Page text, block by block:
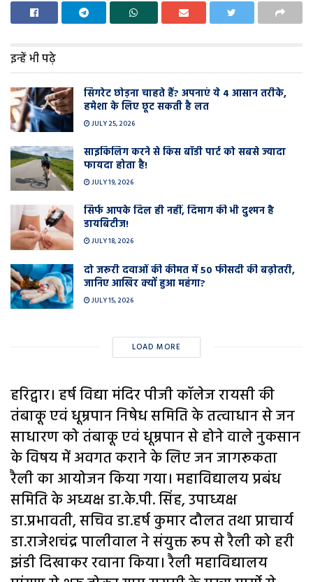
इन्हें भी पढ़े
सिगरेट छोड़ना चाहते हैं? अपनाएं ये 4 आसान तरीके,
हमेशा के लिए छूट सकती है लत
JULY 25, 2026
साइकिलिंग करने से किस बॉडी पार्ट को सबसे ज्यादा
फायदा होता है!
JULY 19, 2026
सिर्फ आपके दिल ही नहीं, दिमाग की भी दुश्मन है
डायबिटीज!
JULY 18, 2026
दो जरूरी दवाओं की कीमत में 50 फीसदी की बढ़ोतरी,
जानिए आखिर क्यों हुआ महंगा?
JULY 15, 2026
LOAD MORE
हरिद्वार। हर्ष विद्या मंदिर पीजी कॉलेज रायसी की
तंबाकू एवं धूम्रपान निषेध समिति के तत्वाधान से जन
साधारण को तंबाकू एवं धूम्रपान से होने वाले नुकसान
के विषय में अवगत कराने के लिए जन जागरूकता
रैली का आयोजन किया गया। महाविद्यालय प्रबंध
समिति के अध्यक्ष डा.के.पी. सिंह, उपाध्यक्ष
डा.प्रभावती, सचिव डा.हर्ष कुमार दौलत तथा प्राचार्य
डा.राजेशचंद्र पालीवाल ने संयुक्त रूप से रैली को हरी
झंडी दिखाकर रवाना किया। रैली महाविद्यालय